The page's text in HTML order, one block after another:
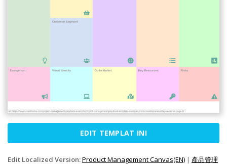
EDIT TEMPLAT INI
Edit Localized Version:Product Management Canvas(EN) | 產品管理